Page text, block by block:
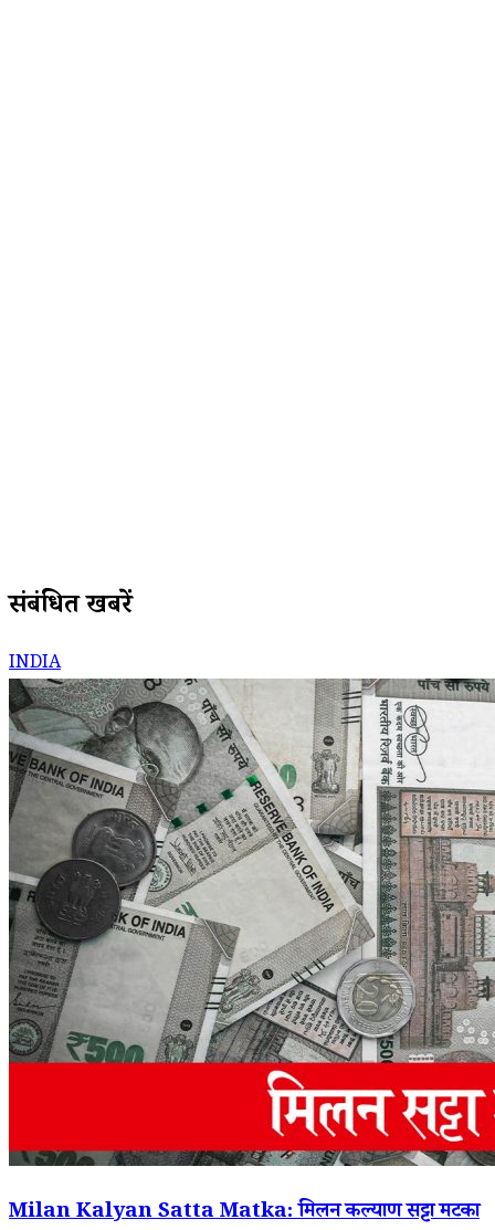
संबंधित खबरें
INDIA
Milan Kalyan Satta Matka: मिलन कल्याण सट्टा मटका